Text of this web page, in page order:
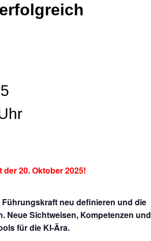
20. Oktober 2025!
Führungskraft neu definieren und die
Neue Sichtweisen, Kompetenzen und
für die KI-Ära.